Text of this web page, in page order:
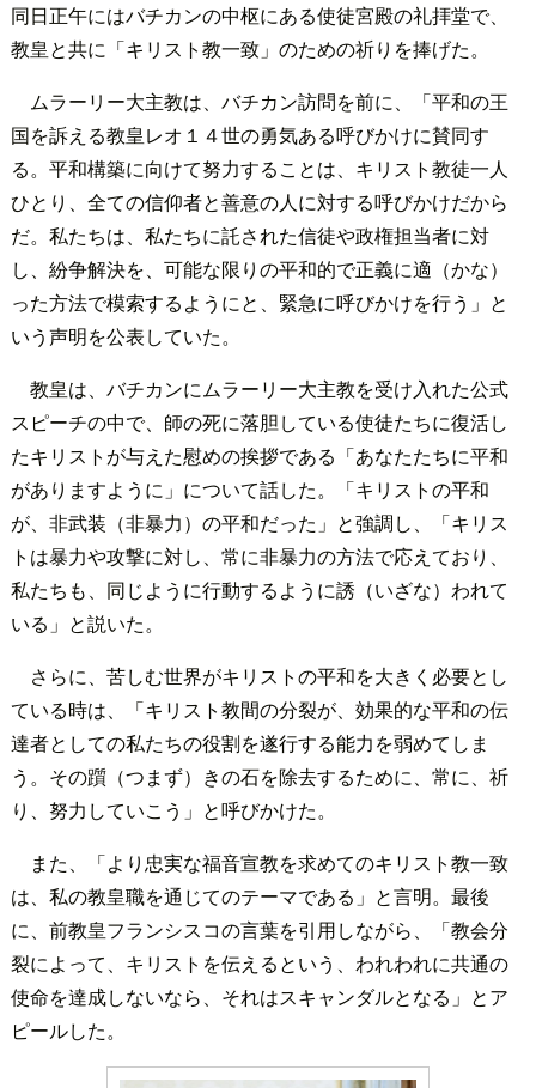
同日正午にはバチカンの中枢にある使徒宮殿の礼拝堂で、
教皇と共に「キリスト教一致」のための祈りを捧げた。
ムラーリー大主教は、バチカン訪問を前に、「平和の王
国を訴える教皇レオ１４世の勇気ある呼びかけに賛同す
る。平和構築に向けて努力することは、キリスト教徒一人
ひとり、全ての信仰者と善意の人に対する呼びかけだから
だ。私たちは、私たちに託された信徒や政権担当者に対
し、紛争解決を、可能な限りの平和的で正義に適（かな）
った方法で模索するようにと、緊急に呼びかけを行う」と
いう声明を公表していた。
教皇は、バチカンにムラーリー大主教を受け入れた公式
スピーチの中で、師の死に落胆している使徒たちに復活し
たキリストが与えた慰めの挨拶である「あなたたちに平和
がありますように」について話した。「キリストの平和
が、非武装（非暴力）の平和だった」と強調し、「キリス
トは暴力や攻撃に対し、常に非暴力の方法で応えており、
私たちも、同じように行動するように誘（いざな）われて
いる」と説いた。
さらに、苦しむ世界がキリストの平和を大きく必要とし
ている時は、「キリスト教間の分裂が、効果的な平和の伝
達者としての私たちの役割を遂行する能力を弱めてしま
う。その躓（つまず）きの石を除去するために、常に、祈
り、努力していこう」と呼びかけた。
また、「より忠実な福音宣教を求めてのキリスト教一致
は、私の教皇職を通じてのテーマである」と言明。最後
に、前教皇フランシスコの言葉を引用しながら、「教会分
裂によって、キリストを伝えるという、われわれに共通の
使命を達成しないなら、それはスキャンダルとなる」とア
ピールした。